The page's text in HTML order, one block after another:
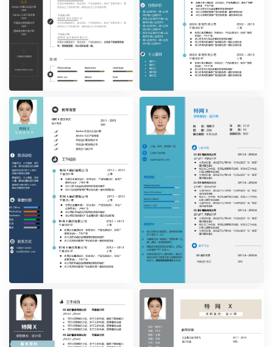
时尚简约单页35
时尚简约单页37 时尚简约单页39